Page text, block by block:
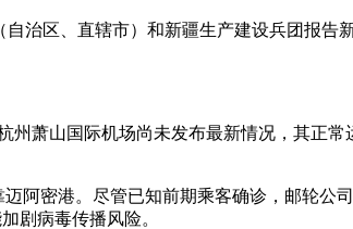
治区、直辖市）和新疆生产建设兵团报
州萧山国际机场尚未发布最新情况，其正
阿密港。尽管已知前期乘客确诊，邮轮
剧病毒传播风险。